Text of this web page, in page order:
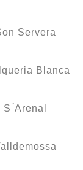
Servera
Blanca
́Arenal